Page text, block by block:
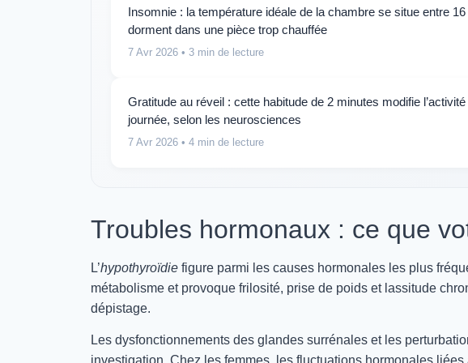
Insomnie : la température idéale de la chambre se situe entre
dorment dans une pièce trop chauffée
7 Avr 2026 • 3 min de lecture
Gratitude au réveil : cette habitude de 2 minutes modifie
journée, selon les neurosciences
7 Avr 2026 • 4 min de lecture
Troubles hormonaux : ce que
L’hypothyroïdie figure parmi les causes hormonales les plus
métabolisme et provoque frilosité, prise de poids et lassitude
dépistage.
Les dysfonctionnements des glandes surrénales et les